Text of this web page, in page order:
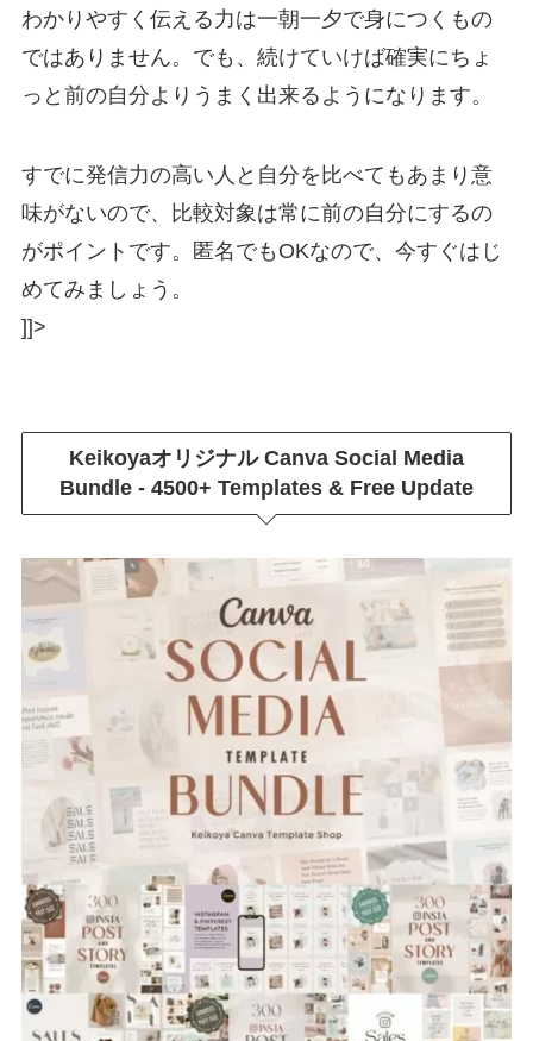
わかりやすく伝える力は一朝一夕で身につくもの
ではありません。でも、続けていけば確実にちょ
っと前の自分よりうまく出来るようになります。
すでに発信力の高い人と自分を比べてもあまり意
味がないので、比較対象は常に前の自分にするの
がポイントです。匿名でもOKなので、今すぐはじ
めてみましょう。
]]>
Keikoyaオリジナル Canva Social Media
Bundle - 4500+ Templates & Free Update